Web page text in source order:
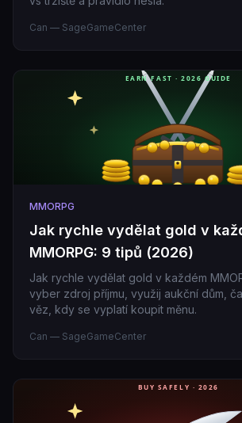
Can — SageGameCenter
MMORPG
Jak rychle vydělat gold v
MMORPG: 9 tipů (2026)
Jak rychle vydělat gold v každém
vyber zdroj příjmu, využij aukční dům,
věz, kdy se vyplatí koupit měnu.
Can — SageGameCenter